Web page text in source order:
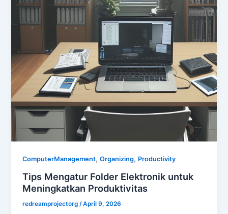
ComputerManagement,Organizing, Productivity
Tips Mengatur Folder Elektronik untuk
Meningkatkan Produktivitas
redreamprojectorg /April 9, 2026